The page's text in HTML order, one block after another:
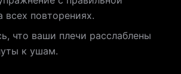
всех повторениях.
что ваши плечи расслаблены
к ушам.